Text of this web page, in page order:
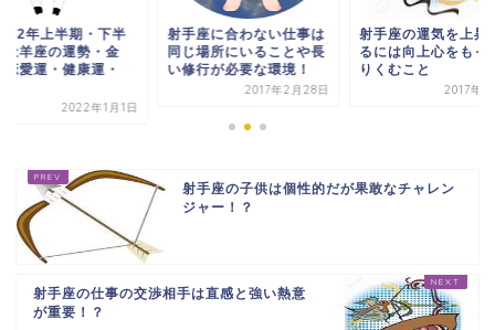
年上半期・下半
牡羊座の運勢・金
恋愛運・健康運・
2022年1月1日
射手座に合わない仕事は
同じ場所にいることや長
い修行が必要な環境！
2017年2月28日
射手座の運気を上昇
るには向上心をもっ
りくむこと
2017年2
射手座の子供は個性的だが果敢なチャレン
ジャー！？
射手座の仕事の交渉相手は直感と強い熱意
が重要！？